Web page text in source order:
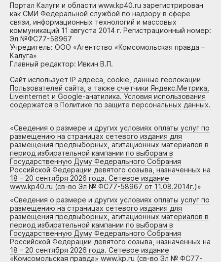
Портал Калуги и области www.kp40.ru зарегистрирован
как СМИ Федеральной службой по надзору в сфере
связи, информационных технологий и массовых
коммуникаций 11 августа 2014 г. Регистрационный номер:
Эл №ФС77-58967
Учредитель: ООО «Агентство «Комсомольская правда –
Калуга»
Главный редактор: Ивкин В.П.
Сайт использует IP адреса, cookie, данные геолокации
Пользователей сайта, а также счетчики Яндекс.Метрика,
Liveinternet и Google-анатилика. Условия использования
содержатся в Политике по защите персональных данных.
«Сведения о размере и других условиях оплаты услуг по
размещению на страницах сетевого издания для
размещения предвыборных, агитационных материалов в
период избирательной кампании по выборам в
Государственную Думу Федерального Собрания
Российской Федерации девятого созыва, назначенных на
18 – 20 сентября 2026 года. Сетевое издание
www.kp40.ru (св-во Эл № ФС77-58967 от 11.08.2014г.)»
«Сведения о размере и других условиях оплаты услуг по
размещению на страницах сетевого издания для
размещения предвыборных, агитационных материалов в
период избирательной кампании по выборам в
Государственную Думу Федерального Собрания
Российской Федерации девятого созыва, назначенных на
18 – 20 сентября 2026 года. Сетевое издание
«Комсомольская правда» www.kp.ru (св-во Эл № ФС77-